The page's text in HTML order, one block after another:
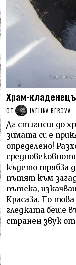
Храм-
ОТ IVELINA BEROVA
Да стигнеш до
зимата си е
определено!
където трябва
пътят към
пътека,
Красава. По
гледката беше
странен звук от